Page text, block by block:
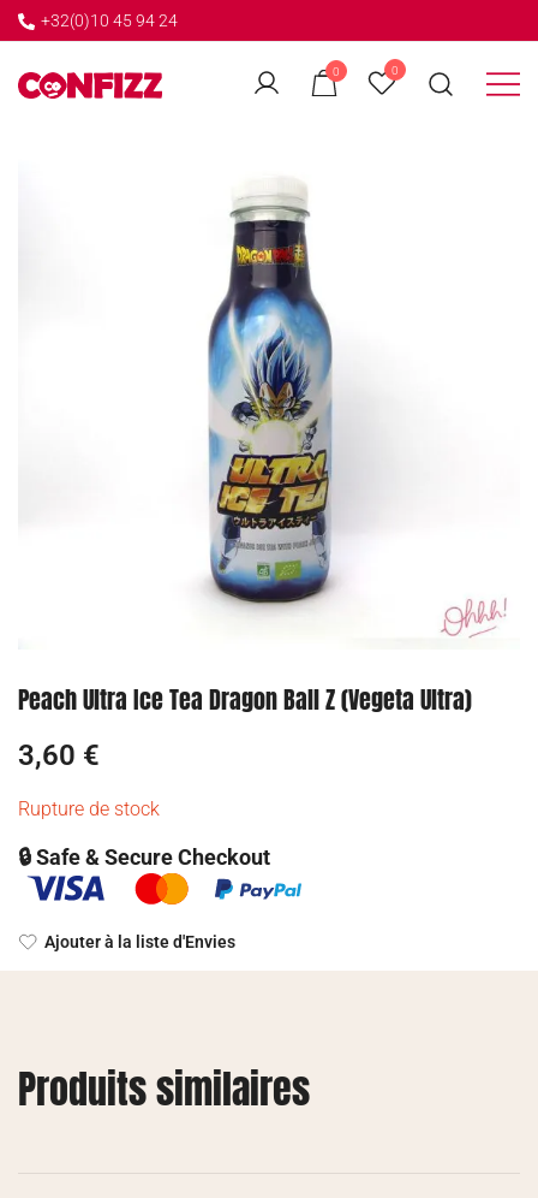
+32(0)10 45 94 24
0 0
← GO BACK
Peach Ultra Ice Tea Dragon Ball Z (Vegeta Ultra)
3,60 €
Rupture de stock
🔒 Safe & Secure Checkout
Ajouter à la liste d'Envies
Produits similaires